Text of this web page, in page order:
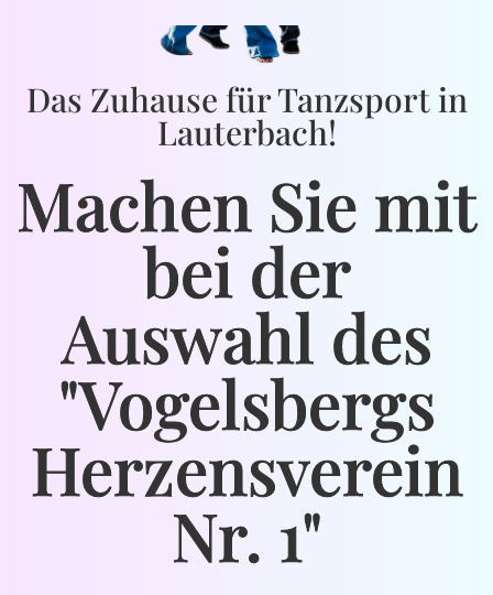
Das Zuhause für Tanzsport in
Lauterbach!
Machen Sie mit
bei der
Auswahl des
"Vogelsbergs
Herzensverein
Nr. 1"